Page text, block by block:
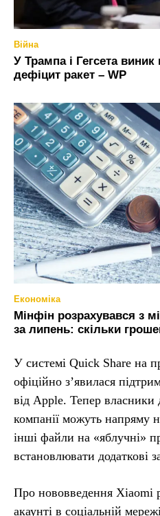
Війна
У Трампа і Гегсета виник
дефіцит ракет – WP
Економіка
Мінфін розрахувався з
за липень: скільки
У системі Quick Share на
офіційно з’явилася
від Apple. Тепер власники
компанії можуть напряму
інші файли на «яблучні»
встановлювати додаткові
Про нововведення Xiaomi
акаунті в соціальній